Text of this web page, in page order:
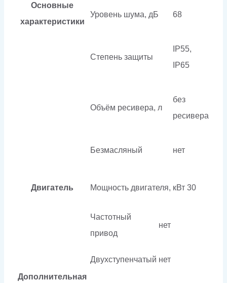
Основные
характеристики
Уровень шума, дБ 68
Степень защиты
IP55,
IP65
Объём ресивера, л
без
ресивера
Безмасляный нет
Двигатель Мощность двигателя, кВт 30
Дополнительная
Частотный
привод
нет
Двухступенчатый нет